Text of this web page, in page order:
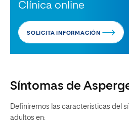
Clínica online
SOLICITA INFORMACIÓN
Síntomas de
Definiremos las características del
adultos en: